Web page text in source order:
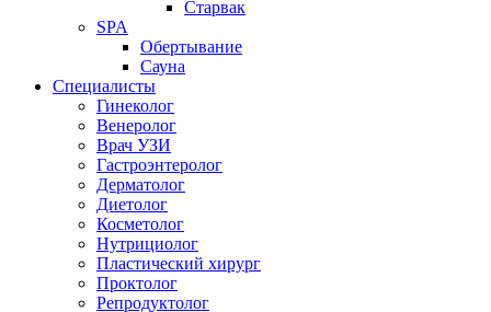
Старвак
SPA
Обертывание
Сауна
Специалисты
Гинеколог
Венеролог
Врач УЗИ
Гастроэнтеролог
Дерматолог
Диетолог
Косметолог
Нутрициолог
Пластический хирург
Проктолог
Репродуктолог